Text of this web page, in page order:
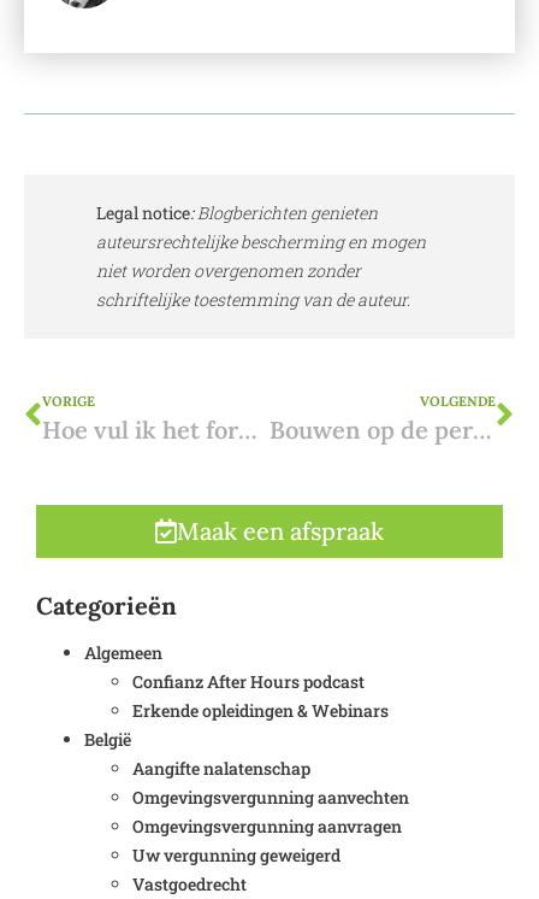
Legal notice:Blogberichten genieten
auteursrechtelijke bescherming en mogen
niet worden overgenomen zonder
schriftelijke toestemming van de auteur.
VORIGE
Hoe vul ik het formulier van het buitenlands KI in?
VOLGENDE
Bouwen op de perceelsgrens: de belangrijkste principes
Maak een afspraak
Categorieën
Algemeen
Confianz After Hours podcast
Erkende opleidingen & Webinars
België
Aangifte nalatenschap
Omgevingsvergunning aanvechten
Omgevingsvergunning aanvragen
Uw vergunning geweigerd
Vastgoedrecht